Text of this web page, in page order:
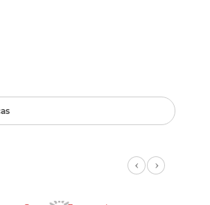
Previous
Next